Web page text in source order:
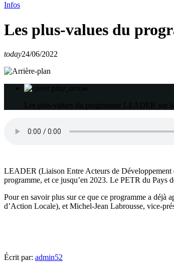
Infos
Les plus-values du
today24/06/2022
play_arrow
Les plus-values du programme LEADER sur
LEADER (Liaison Entre Acteurs de Développement
programme, et ce jusqu’en 2023. Le PETR du Pays
Pour en savoir plus sur ce que ce programme a
d’Action Locale), et Michel-Jean Labrousse, vice-
Écrit par: admin52